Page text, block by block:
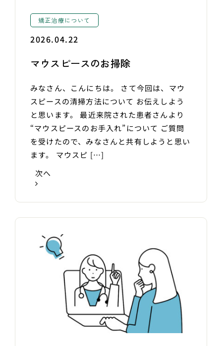
矯正治療について
2026.04.22
マウスピースのお掃除
みなさん、こんにちは。 さて今回は、マウ
スピースの清掃方法について お伝えしよう
と思います。 最近来院された患者さんより
“マウスピースのお手入れ”について ご質問
を受けたので、みなさんと共有しようと思い
ます。 マウスピ […]
次へ